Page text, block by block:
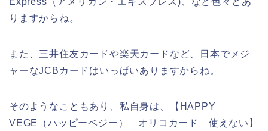
りますからね。
また、三井住友カードや楽天カードなど、日本でメジ
ャーなJCBカードはいっぱいありますからね。
そのようなこともあり、私自身は、【HAPPY
VEGE（ハッピーベジー） オリコカード 使えない】